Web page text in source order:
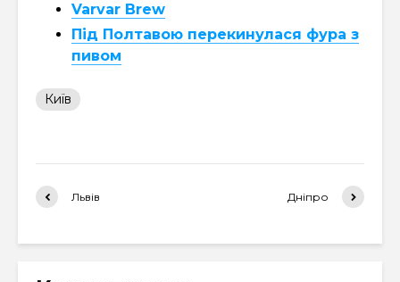
Varvar Brew
Під Полтавою перекинулася фура з
пивом
Київ
Львів Дніпро